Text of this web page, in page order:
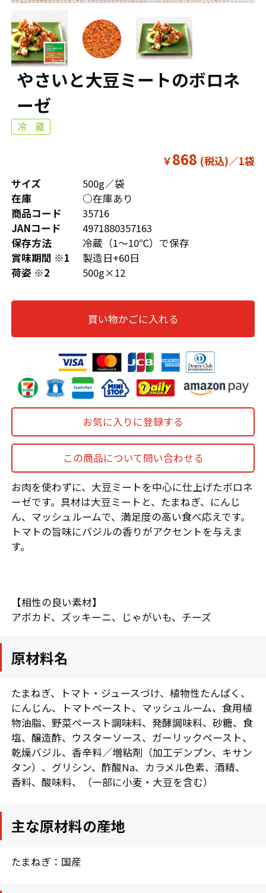
やさいと大豆ミートのボロネ
ーゼ
￥868
サイズ 500g／袋
商品コード 35716
在庫 ○在庫あり
JANコード
4971880357163
保存方法
冷蔵（1～10℃）で保存
賞味期間 ※1
製造日+60日
荷姿 ※2
500g×12
買い物かごに入れる
お気に入りに登録する
この商品について問い合わせる
お肉を使わずに、大豆ミートを中心に仕上げたボロネ
ーゼです。具材は大豆ミートと、たまねぎ、にんじ
ん、マッシュルームで、満足度の高い食べ応えです。
トマトの旨味にバジルの香りがアクセントを与えま
す。
【相性の良い素材】
アボカド、ズッキーニ、じゃがいも、チーズ
原材料名
たまねぎ、トマト・ジュースづけ、植物性たんぱく、
にんじん、トマトペースト、マッシュルーム、食用植
物油脂、野菜ペースト調味料、発酵調味料、砂糖、食
塩、醸造酢、ウスターソース、ガーリックペースト、
乾燥バジル、香辛料／増粘剤（加工デンプン、キサン
タン）、グリシン、酢酸Na、カラメル色素、酒精、
香料、酸味料、（一部に小麦・大豆を含む）
主な原材料の産地
たまねぎ：国産